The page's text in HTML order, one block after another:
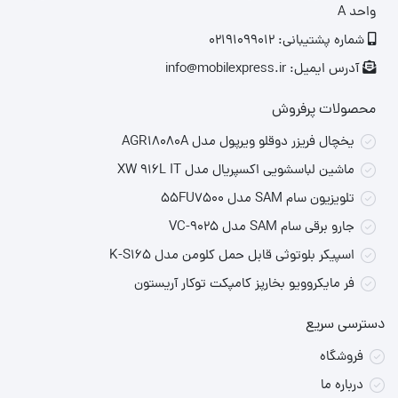
رزولوشن:
نسبت صفحه به بدنه:75%
ویژگی‌ها: Always-On Display (AOD)، 60Hz refresh rate،
1000 نیت روشنایی
🔋 باتری
ظرفیت:
مصرف، 3 روز با AOD فعال
📡 اتصال و قابلیت‌ها
اتصال:بلوتوث 5.2
تماس بلوتوثی:
ساعت
واحد A
شماره پشتیبانی: 02191099012
آدرس ایمیل: info@mobilexpress.ir
محصولات پرفروش
یخچال فریزر دوقلو ویرپول مدل AGR18080A
ماشین لباسشویی اکسپریال مدل XW 916L IT
تلویزیون سام SAM مدل 55FU7500
جارو برقی سام SAM مدل VC-9025
اسپیکر بلوتوثی قابل حمل کلومن مدل K-S165
فر مایکروویو بخارپز کامپکت توکار آریستون
دسترسی سریع
فروشگاه
درباره ما